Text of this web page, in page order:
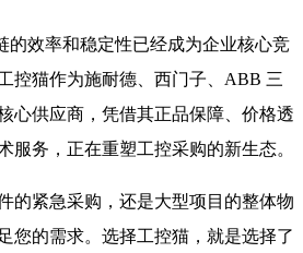
的效率和稳定性已经成为企业核心竞
控猫作为施耐德、西门子、ABB 三
心供应商，凭借其正品保障、价格透
服务，正在重塑工控采购的新生态。
的紧急采购，还是大型项目的整体物
您的需求。选择工控猫，就是选择了